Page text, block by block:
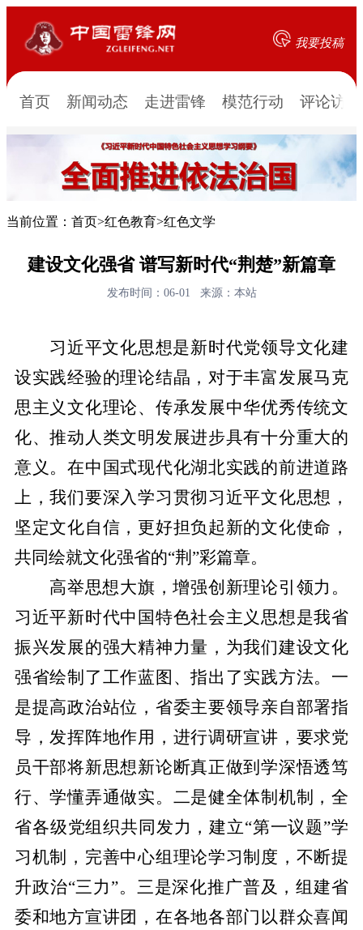
我要投稿
首页 新闻动态 走进雷锋 模范行动 评论访谈
当前位置： 首页>红色教育>红色文学
建设文化强省 谱写新时代“荆楚”新篇章
发布时间：06-01 来源：本站
习近平文化思想是新时代党领导文化建
设实践经验的理论结晶，对于丰富发展马克
思主义文化理论、传承发展中华优秀传统文
化、推动人类文明发展进步具有十分重大的
意义。在中国式现代化湖北实践的前进道路
上，我们要深入学习贯彻习近平文化思想，
坚定文化自信，更好担负起新的文化使命，
共同绘就文化强省的“荆”彩篇章。
高举思想大旗，增强创新理论引领力。
习近平新时代中国特色社会主义思想是我省
振兴发展的强大精神力量，为我们建设文化
强省绘制了工作蓝图、指出了实践方法。一
是提高政治站位，省委主要领导亲自部署指
导，发挥阵地作用，进行调研宣讲，要求党
员干部将新思想新论断真正做到学深悟透笃
行、学懂弄通做实。二是健全体制机制，全
省各级党组织共同发力，建立“第一议题”学
习机制，完善中心组理论学习制度，不断提
升政治“三力”。三是深化推广普及，组建省
委和地方宣讲团，在各地各部门以群众喜闻